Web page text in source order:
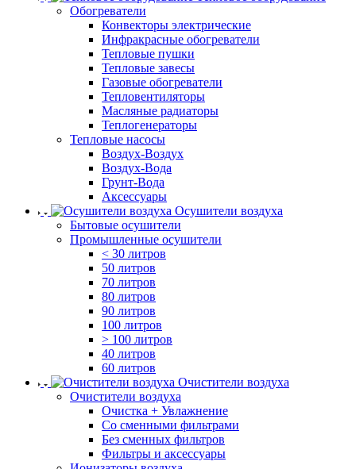
Обогреватели
Конвекторы электрические
Инфракрасные обогреватели
Тепловые пушки
Тепловые завесы
Газовые обогреватели
Тепловентиляторы
Масляные радиаторы
Теплогенераторы
Тепловые насосы
Воздух-Воздух
Воздух-Вода
Грунт-Вода
Аксессуары
Осушители воздуха
Бытовые осушители
Промышленные осушители
< 30 литров
50 литров
70 литров
80 литров
90 литров
100 литров
> 100 литров
40 литров
60 литров
Очистители воздуха
Очистители воздуха
Очистка + Увлажнение
Cо сменными фильтрами
Без сменных фильтров
Фильтры и аксессуары